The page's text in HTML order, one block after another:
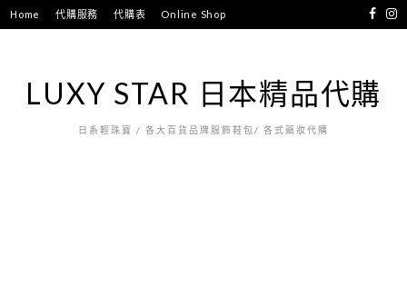
跳
至
Home 代購服務 代購表 Online Shop
LUXY STAR 日本精品代購
日系輕珠寶 / 各大百貨品牌服飾鞋包/ 各式藥妝代購